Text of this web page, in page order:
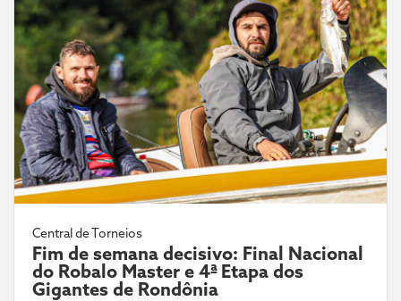
Central de Torneios
Fim de semana decisivo: Final Nacional
do Robalo Master e 4ª Etapa dos
Gigantes de Rondônia